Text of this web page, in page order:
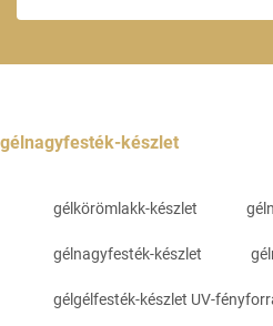
gélnagyfesték-készlet
gélkörömlakk-készlet
gélnagyfesték-készlet
gélgélfesték-készlet UV-